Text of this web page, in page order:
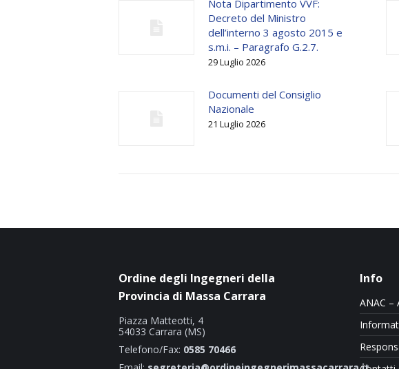
Nota Dipartimento VVF:
Decreto del Ministro
dell’interno 3 agosto 2015 e
s.m.i. – Paragrafo G.2.7.
29 Luglio 2026
Documenti del Consiglio
Nazionale
21 Luglio 2026
Ordine degli Ingegneri della
Provincia di Massa Carrara
Piazza Matteotti, 4
54033 Carrara (MS)
Telefono/Fax: 0585 70466
Info
ANAC –